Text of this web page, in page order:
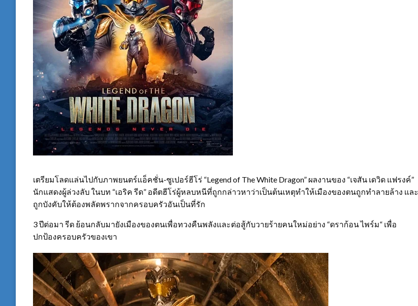
เตรียมโลดแล่นไปกับภาพยนตร์แอ็คชั่น-ซูเปอร์ฮีโร่ “Legend of The White Dragon” ผลงานของ “เจสัน เดวิด แฟรงค์”
นักแสดงผู้ล่วงลับ ในบท “เอริค รีด” อดีตฮีโร่ผู้หลบหนีที่ถูกกล่าวหาว่าเป็นต้นเหตุทำให้เมืองของตนถูกทำลายล้าง และ
ถูกบังคับให้ต้องพลัดพรากจากครอบครัวอันเป็นที่รัก
3 ปีต่อมา รีด ย้อนกลับมายังเมืองของตนเพื่อทวงคืนพลังและต่อสู้กับวายร้ายคนใหม่อย่าง “ดราก้อน ไพร์ม“ เพื่อ
ปกป้องครอบครัวของเขา